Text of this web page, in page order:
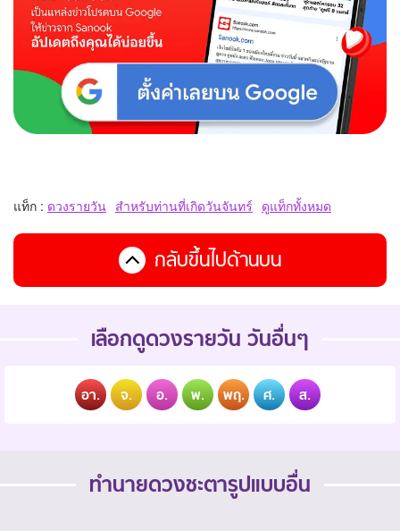
แท็ก : ดวงรายวัน สำหรับท่านที่เกิดวันจันทร์ ดูแท็กทั้งหมด
กลับขึ้นไปด้านบน
เลือกดูดวงรายวัน วันอื่นๆ
อา. จ. อ. พ. พฤ. ศ. ส.
ทำนายดวงชะตารูปแบบอื่น